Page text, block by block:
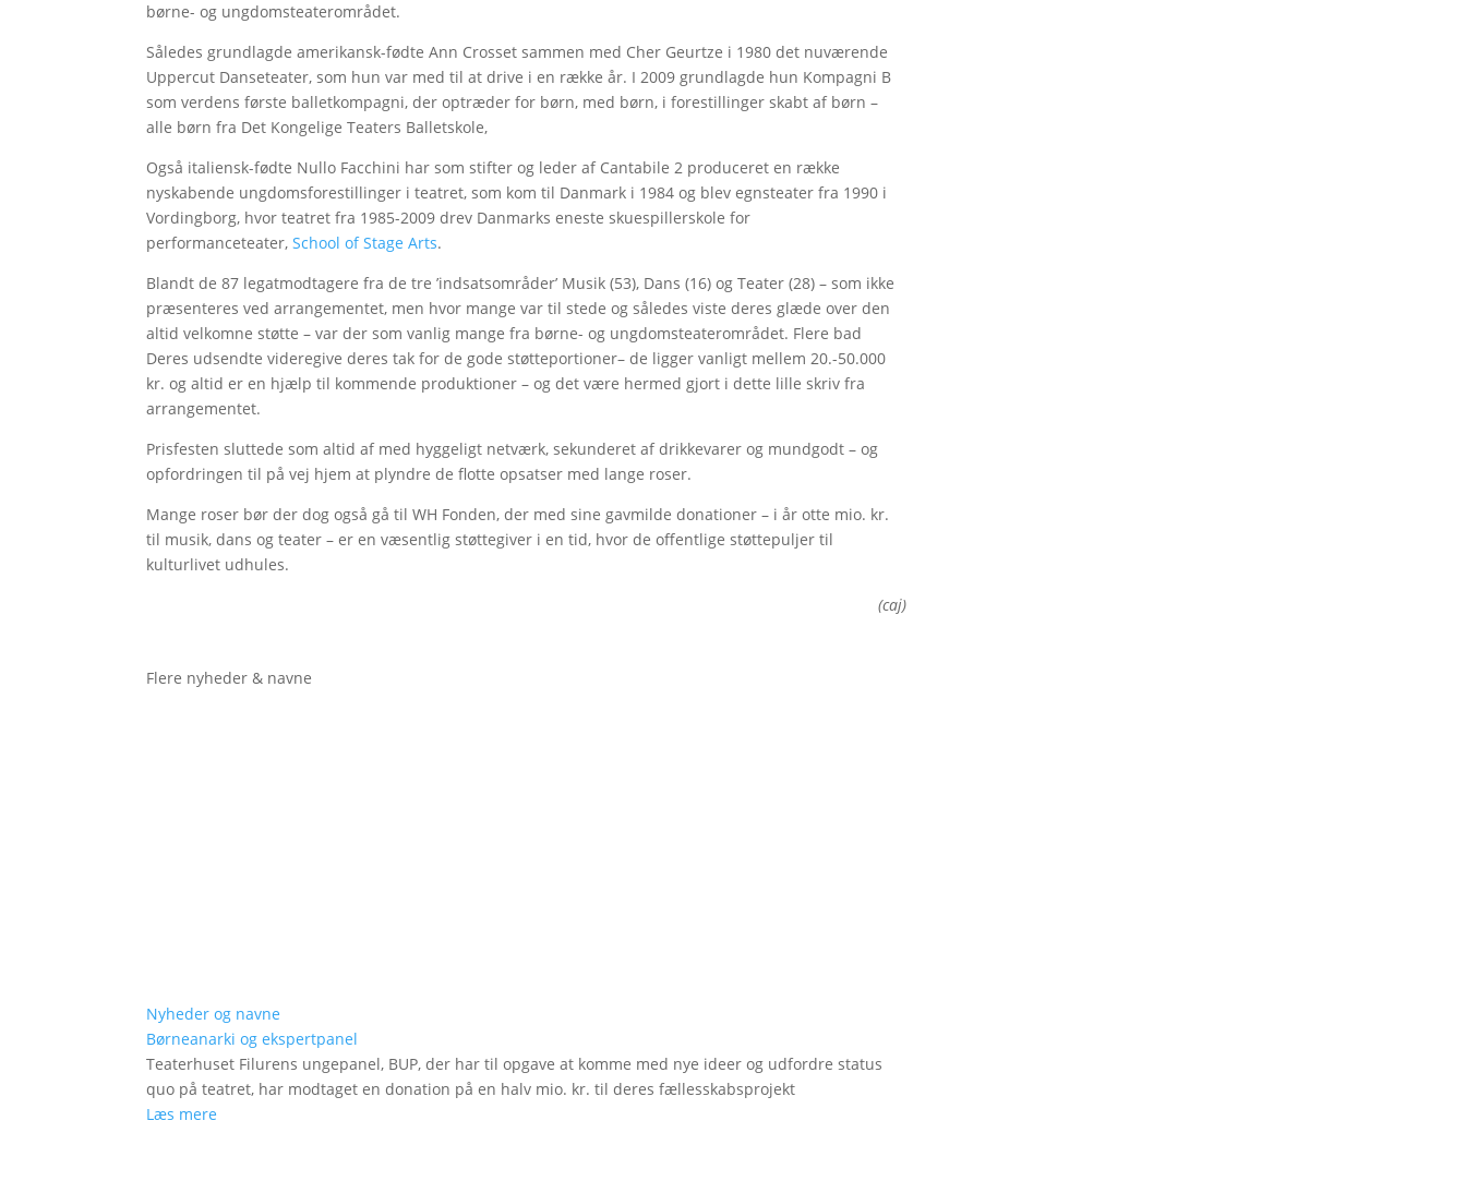
børne- og ungdomsteaterområdet.
Således grundlagde amerikansk-fødte Ann Crosset sammen med Cher Geurtze i 1980 det nuværende
Uppercut Danseteater, som hun var med til at drive i en række år. I 2009 grundlagde hun Kompagni B
som verdens første balletkompagni, der optræder for børn, med børn, i forestillinger skabt af børn –
alle børn fra Det Kongelige Teaters Balletskole,
Også italiensk-fødte Nullo Facchini har som stifter og leder af Cantabile 2 produceret en række
nyskabende ungdomsforestillinger i teatret, som kom til Danmark i 1984 og blev egnsteater fra 1990 i
Vordingborg, hvor teatret fra 1985-2009 drev Danmarks eneste skuespillerskole for
performanceteater,School of Stage Arts.
Blandt de 87 legatmodtagere fra de tre ’indsatsområder’ Musik (53), Dans (16) og Teater (28) – som ikke
præsenteres ved arrangementet, men hvor mange var til stede og således viste deres glæde over den
altid velkomne støtte – var der som vanlig mange fra børne- og ungdomsteaterområdet. Flere bad
Deres udsendte videregive deres tak for de gode støtteportioner– de ligger vanligt mellem 20.-50.000
kr. og altid er en hjælp til kommende produktioner – og det være hermed gjort i dette lille skriv fra
arrangementet.
Prisfesten sluttede som altid af med hyggeligt netværk, sekunderet af drikkevarer og mundgodt – og
opfordringen til på vej hjem at plyndre de flotte opsatser med lange roser.
Mange roser bør der dog også gå til WH Fonden, der med sine gavmilde donationer – i år otte mio. kr.
til musik, dans og teater – er en væsentlig støttegiver i en tid, hvor de offentlige støttepuljer til
kulturlivet udhules.
(caj)
Flere nyheder & navne
Nyheder og navne
Børneanarki og ekspertpanel
Teaterhuset Filurens ungepanel, BUP, der har til opgave at komme med nye ideer og udfordre status
quo på teatret, har modtaget en donation på en halv mio. kr. til deres fællesskabsprojekt
Læs mere